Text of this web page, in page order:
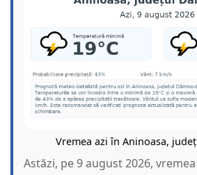
Vremea azi în Aninoasa,
Astăzi, pe 9 august 2026,